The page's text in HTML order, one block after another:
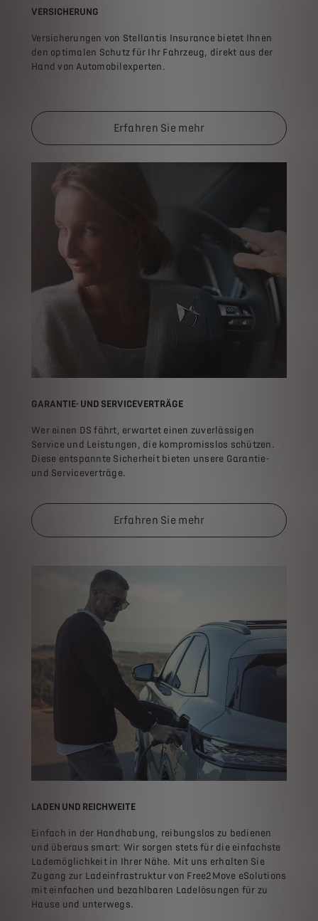
VERSICHERUNG
Versicherungen von Stellantis Insurance bietet Ihnen
den optimalen Schutz für Ihr Fahrzeug, direkt aus der
Hand von Automobilexperten.
Erfahren Sie mehr
GARANTIE- UND SERVICEVERTRÄGE
Wer einen DS fährt, erwartet einen zuverlässigen
Service und Leistungen, die kompromisslos schützen.​
Diese entspannte Sicherheit bieten unsere Garantie-
und Serviceverträge.
Erfahren Sie mehr
LADEN UND REICHWEITE
Einfach in der Handhabung, reibungslos zu bedienen
und überaus smart: Wir sorgen stets für die einfachste
Lademöglichkeit in Ihrer Nähe. Mit uns erhalten Sie
Zugang zur Ladeinfrastruktur von Free2Move eSolutions
mit einfachen und bezahlbaren Ladelösungen für zu
Hause und unterwegs.